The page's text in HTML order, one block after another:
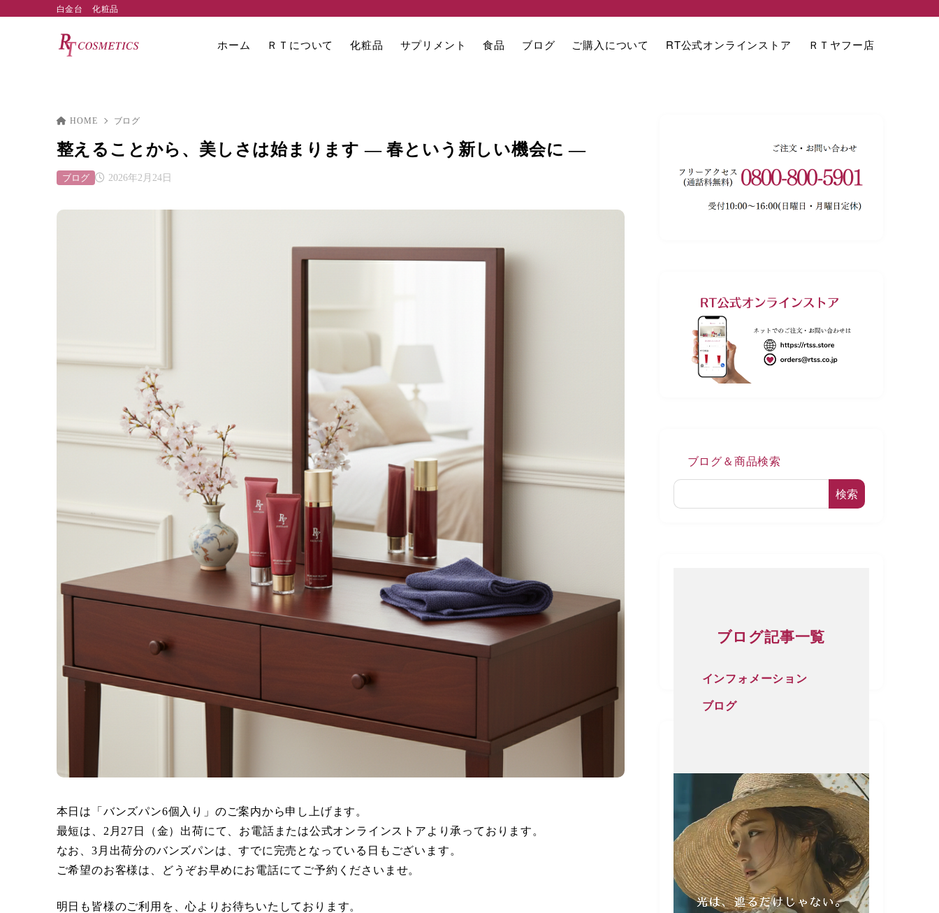
白金台 化粧品
ホーム ＲＴについて 化粧品 サプリメント 食品 ブログ ご購入について RT公式オンラインストア ＲＴヤフー店
HOME ブログ
整えることから、美しさは始まります ― 春という新しい機会に ―
2026年2月24日
ブログ
本日は「バンズパン6個入り」のご案内から申し上げます。
最短は、2月27日（金）出荷にて、お電話または公式オンラインストアより承っております。
なお、3月出荷分のバンズパンは、すでに完売となっている日もございます。
ご希望のお客様は、どうぞお早めにお電話にてご予約くださいませ。
明日も皆様のご利用を、心よりお待ちいたしております。
ブログ＆商品検索
検索
ブログ記事一覧
インフォメーション
ブログ